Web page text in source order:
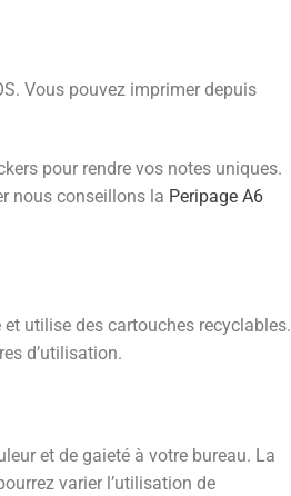
Vous pouvez imprimer depuis
pour rendre vos notes uniques.
nous conseillons la Peripage A6
utilise des cartouches recyclables.
d’utilisation.
et de gaieté à votre bureau. La
varier l’utilisation de